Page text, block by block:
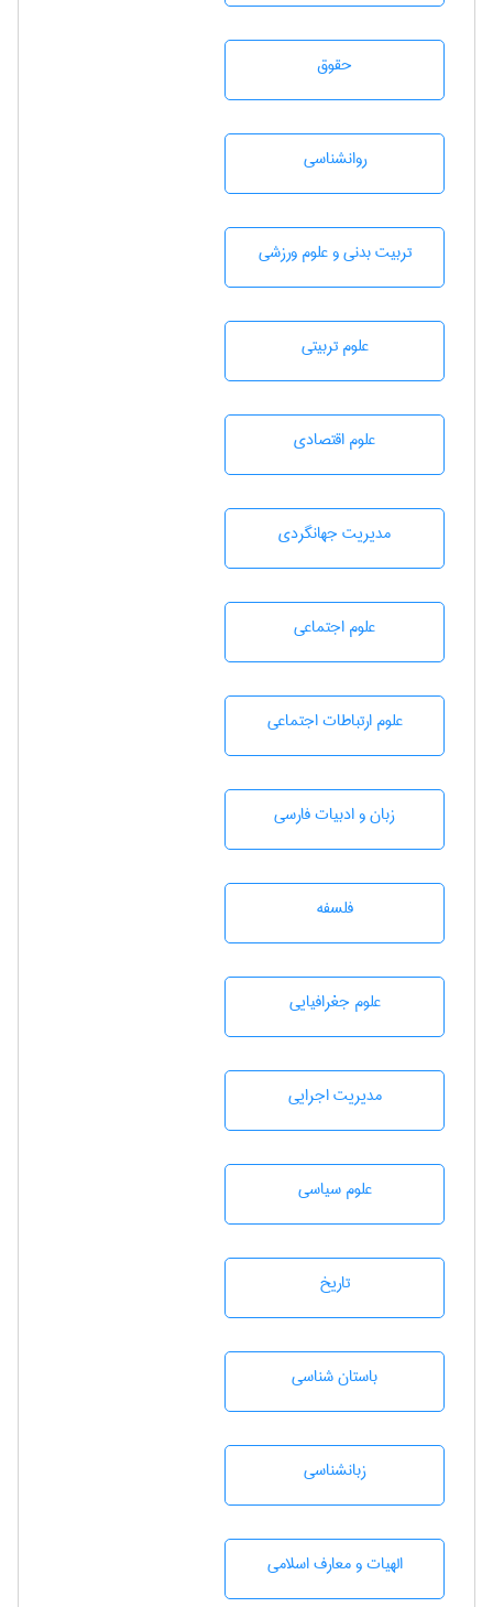
حقوق
روانشناسی
تربيت بدنی و علوم ورزشی
علوم تربيتی
علوم اقتصادی
مديريت جهانگردی
علوم اجتماعی
علوم ارتباطات اجتماعی
زبان و ادبيات فارسی
فلسفه
علوم جغرافيايی
مديريت اجرايی
علوم سياسی
تاريخ
باستان شناسی
زبانشناسی
الهیات و معارف اسلامی